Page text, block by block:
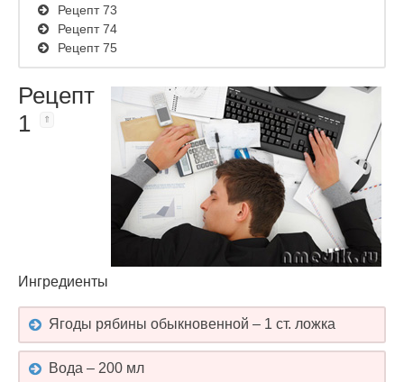
Рецепт 73
Рецепт 74
Рецепт 75
Рецепт
1
Ингредиенты
Ягоды рябины обыкновенной – 1 ст. ложка
Вода – 200 мл